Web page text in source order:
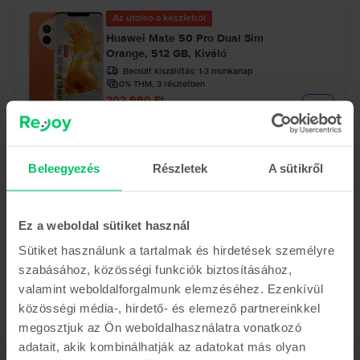
Beleegyezés Részletek A sütikről
Ez a weboldal sütiket használ
Sütiket használunk a tartalmak és hirdetések személyre
szabásához, közösségi funkciók biztosításához,
valamint weboldalforgalmunk elemzéséhez. Ezenkívül
közösségi média-, hirdető- és elemező partnereinkkel
megosztjuk az Ön weboldalhasználatra vonatkozó
adatait, akik kombinálhatják az adatokat más olyan
Az utolsó a készletről
Huawei Mate 50 Pro Dual Sim
Orange, 512 GB, Kiváló
Becsült kiszállítás: 1-3 munkanap
0% THM, 3 részletben
202.990 Ft
Huawei P60 Pro Dual Sim
161.990 Ft